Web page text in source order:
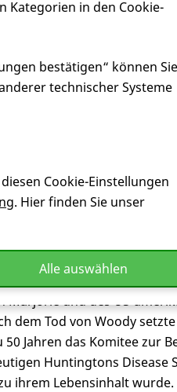
2017 – Ein
besonderer Abend, der 25.
Bear Family Records und
und Professor Dr.
für das Boxset „Woody
Marjorie und des US-
dem Tod von Woody
Jahren das Komitee zur
Huntingtons
ihrem Lebensinhalt
Kategorien in den Cookie-
bestätigen“ können Sie
technischer Systeme
Cookie-Einstellungen
. Hier finden Sie unser
Alle auswählen